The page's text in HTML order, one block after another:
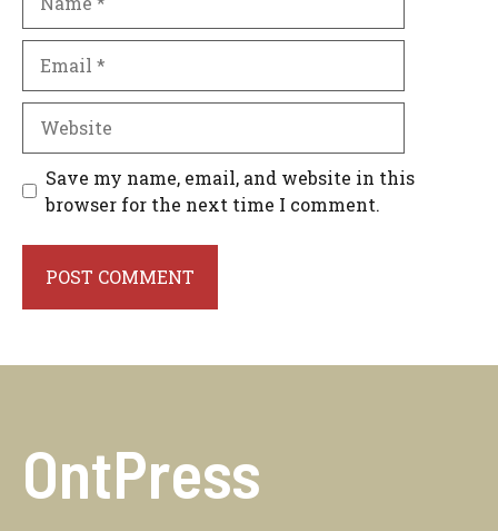
Save my name, email, and website in this
browser for the next time I comment.
OntPress